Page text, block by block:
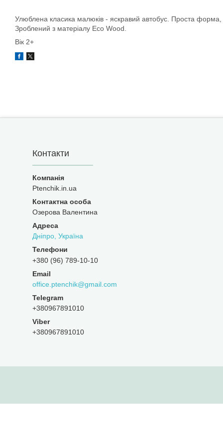
Улюблена класика малюків - яскравий автобус. Проста форма,
Зроблений з матеріалу Eco Wood.
Вік 2+
Контакти
Ptenchik.in.ua
Озерова Валентина
Дніпро, Україна
+380 (96) 789-10-10
office.ptenchik@gmail.com
+380967891010
Viber
+380967891010